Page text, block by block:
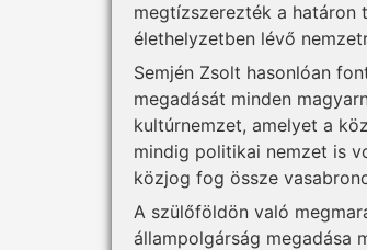
megtízszerezték a határon
élethelyzetben lévő
Semjén Zsolt hasonlóan
megadását minden
kultúrnemzet, amelyet a
mindig politikai nemzet is
közjog fog össze
A szülőföldön való
állampolgárság megadása